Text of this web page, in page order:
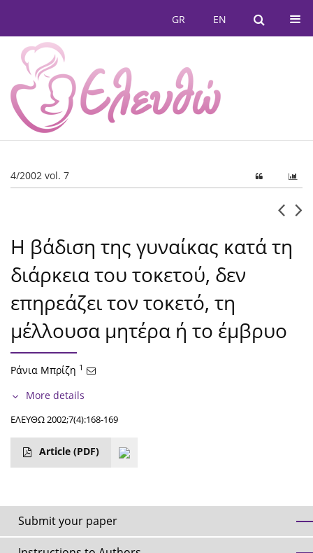
EN
GR
4/2002 vol. 7
Η βάδιση της γυναίκας κατά τη
διάρκεια του τοκετού, δεν
επηρεάζει τον τοκετό, τη
μέλλουσα μητέρα ή το έμβρυο
Ράνια Μπρίζη 1
More details
ΕΛΕΥΘΩ 2002;7(4):168-169
Article (PDF)
Submit your paper